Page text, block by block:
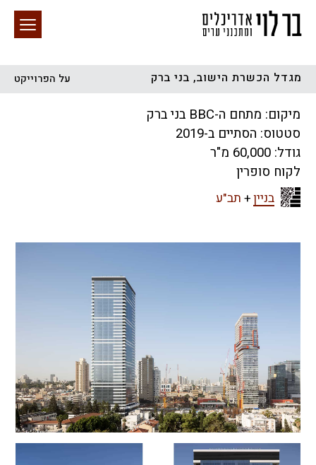
חיפוש באתר
מגדל הכשרת הישוב, בני ברק על הפרוייקט
מיקום: מתחם ה-BBC בני ברק
סטטוס: הסתיים ב-2019
גודל: 60,000 מ"ר
לקוח סופרין
בניין+ תב"ע